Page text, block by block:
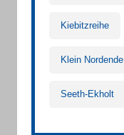
Kiebitzreihe
Klein Nordende
Seeth-Ekholt